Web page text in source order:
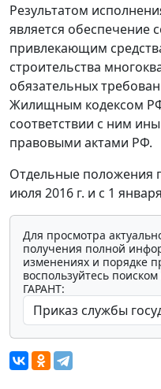
Результатом
является обеспечение
привлекающим
строительства
обязательных
Жилищным кодексом
соответствии с ним
правовыми актами РФ.
Отдельные положения
июля 2016 г. и с 1
Для просмотра
получения полной
изменениях и порядке
воспользуйтесь
ГАРАНТ: